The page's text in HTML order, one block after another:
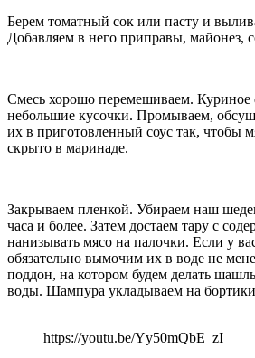
Берем томатный сок или пасту и
Добавляем в него приправы, майонез,
Смесь хорошо перемешиваем. Куриное
небольшие кусочки. Промываем,
их в приготовленный соус так, чтобы
скрыто в маринаде.
Закрываем пленкой. Убираем наш
часа и более. Затем достаем тару с
нанизывать мясо на палочки. Если у
обязательно вымочим их в воде не
поддон, на котором будем делать
воды. Шампура укладываем на
https://youtu.be/Yy50mQbE_zI